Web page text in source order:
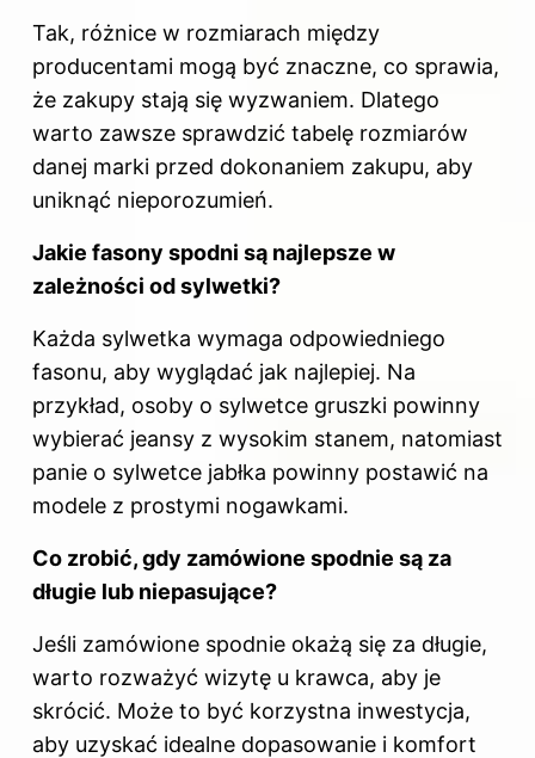
Tak, różnice w rozmiarach między
producentami mogą być znaczne, co sprawia,
że zakupy stają się wyzwaniem. Dlatego
warto zawsze sprawdzić tabelę rozmiarów
danej marki przed dokonaniem zakupu, aby
uniknąć nieporozumień.
Jakie fasony spodni są najlepsze w
zależności od sylwetki?
Każda sylwetka wymaga odpowiedniego
fasonu, aby wyglądać jak najlepiej. Na
przykład, osoby o sylwetce gruszki powinny
wybierać jeansy z wysokim stanem, natomiast
panie o sylwetce jabłka powinny postawić na
modele z prostymi nogawkami.
Co zrobić, gdy zamówione spodnie są za
długie lub niepasujące?
Jeśli zamówione spodnie okażą się za długie,
warto rozważyć wizytę u krawca, aby je
skrócić. Może to być korzystna inwestycja,
aby uzyskać idealne dopasowanie i komfort